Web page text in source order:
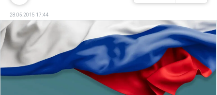
28.05.2015 17:44